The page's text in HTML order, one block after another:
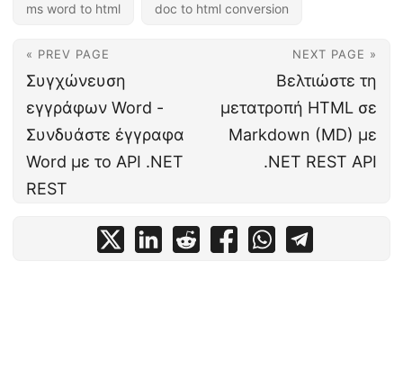
ms word to html doc to html conversion
« PREV PAGE
Συγχώνευση
εγγράφων Word -
Συνδυάστε έγγραφα
Word με το API .NET
REST
NEXT PAGE »
Βελτιώστε τη
μετατροπή HTML σε
Markdown (MD) με
.NET REST API